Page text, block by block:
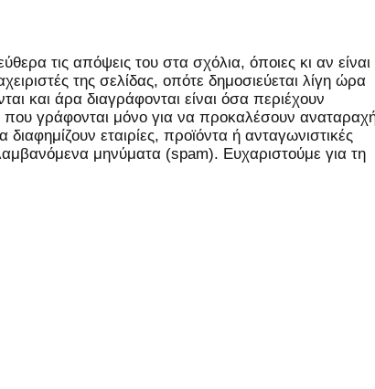
τις απόψεις του στα σχόλια, όποιες κι αν είναι
της σελίδας, οπότε δημοσιεύεται λίγη ώρα
και άρα διαγράφονται είναι όσα περιέχουν
που γράφονται μόνο για να προκαλέσουν
εταιρίες, προϊόντα ή ανταγωνιστικές
μηνύματα (spam). Ευχαριστούμε για τη